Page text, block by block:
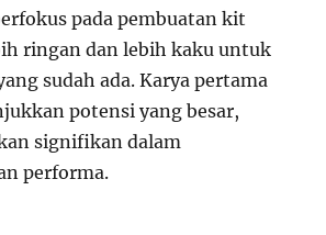
pada pembuatan kit
ringan dan lebih kaku untuk
sudah ada. Karya pertama
potensi yang besar,
signifikan dalam
performa.